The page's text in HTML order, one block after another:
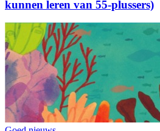
kunnen leren van 55-plussers)